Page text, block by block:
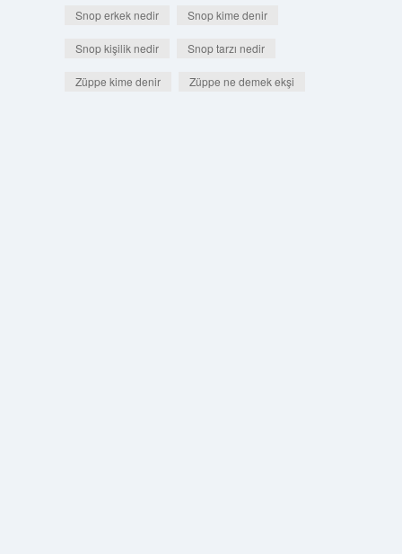
Snop erkek nedir Snop kime denir
Snop kişilik nedir Snop tarzı nedir
Züppe kime denir Züppe ne demek ekşi